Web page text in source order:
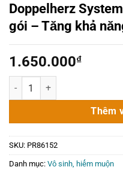
Doppelherz
gói – Tăng khả
1.650.000₫
Doppelherz System
Thêm
SKU: PR86152
Danh mục: Vô sinh, hiếm muộn